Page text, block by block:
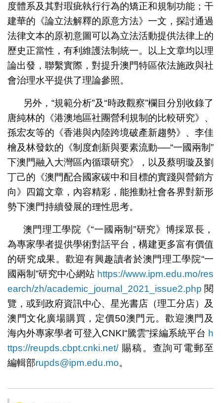
度體系及其對瑕疵執行行為的矯正和規制功能；干
建華的《論立法解釋的原意方法》一文，探討通過
法律文本的原初意圖可以為立法活動提供法律上的
歷史正當性，有利維護法制統一。以上文章均以理
論出發，聯繫實際，對提升澳門特區依法施政與社
會治理水平提供了理論參照。
另外，“規範分析”及“時政觀察”欄目分別收錄了
唐純林的《港澳地區社團營利規制的比較研究》、
孫宏友等的《香港與內陸跨境破產新趨勢》、李佳
檜及林發欽的《制度創新與要素流動──“一國兩制”
下澳門融入大灣區內循環研究》，以及蔡明璇及劉
丁己的《澳門配合國家碳中和目標的實踐與營銷方
向》四篇文章，內容精彩，能推動社會各界對新形
勢下澳門持續發展的理性思考。
澳門理工學院《“一國兩制”研究》博採眾長，
為專家學者提供學術對話平台，構建更多富有價值
的研究成果。歡迎有興趣讀者於澳門理工學院“一
國兩制”研究中心網站 https://www.ipm.edu.mo/res
earch/zh/academic_journal_2021_issue2.php 閱
覽，或到政府資訊中心、星光書店（理工分店）及
澳門文化廣場購買，定價50澳門元。歡迎澳門及
海內外專家學者可登入CNKI“騰雲”採編系統平台 h
ttps://reupds.cbpt.cnki.net/賜稿。查詢可電郵至
編輯部rupds@ipm.edu.mo。